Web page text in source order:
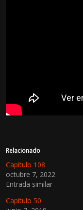
Relacionado
Capítulo 108
octubre 7, 2022
Entrada similar
Capítulo 50